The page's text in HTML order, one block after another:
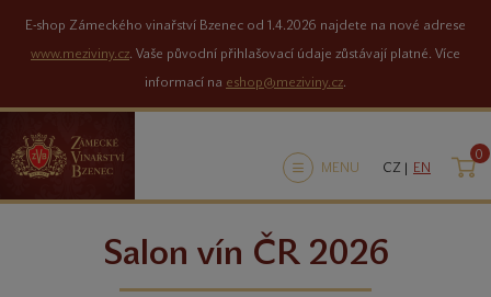
E-shop Zámeckého vinařství Bzenec od 1.4.2026 najdete na nové adrese
www.meziviny.cz. Vaše původní přihlašovací údaje zůstávají platné. Více
informací na eshop@meziviny.cz.
MENU CZ | EN
0
Salon vín ČR 2026